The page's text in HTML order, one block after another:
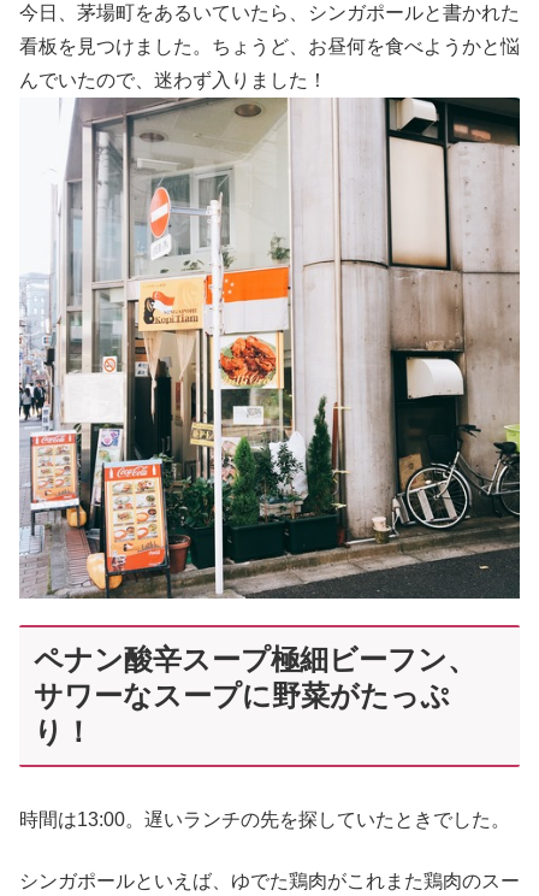
今日、茅場町をあるいていたら、シンガポールと書かれた
看板を見つけました。ちょうど、お昼何を食べようかと悩
んでいたので、迷わず入りました！
ペナン酸辛スープ極細ビーフン、
サワーなスープに野菜がたっぷ
り！
時間は13:00。遅いランチの先を探していたときでした。
シンガポールといえば、ゆでた鶏肉がこれまた鶏肉のスー